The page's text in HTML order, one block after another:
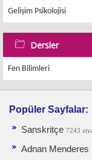
Gelişim Psikolojisi
Dersler
Fen Bilimleri
Popüler Sayfalar:
Sanskritçe 7243
Adnan Menderes